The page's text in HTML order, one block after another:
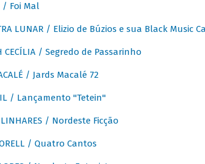
/ Foi Mal
LUNAR / Elizio de Búzios e sua Black Music
CECÍLIA / Segredo de Passarinho
/ Jards Macalé 72
/ Lançamento "Tetein"
/ Nordeste Ficção
/ Quatro Cantos